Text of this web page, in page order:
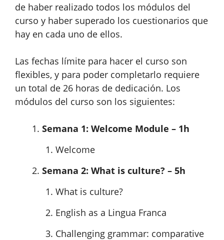
de haber realizado todos los módulos del
curso y haber superado los cuestionarios que
hay en cada uno de ellos.
Las fechas límite para hacer el curso son
flexibles, y para poder completarlo requiere
un total de 26 horas de dedicación. Los
módulos del curso son los siguientes:
Semana 1: Welcome Module – 1h
Welcome
Semana 2: What is culture? – 5h
What is culture?
English as a Lingua Franca
Challenging grammar: comparative